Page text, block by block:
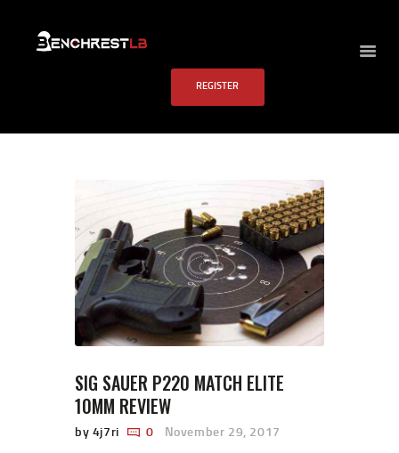
REGISTER
BENCHREST LB
ABOUT US
PAST RESULTS
SCHOOL
FAQS
CONTACT US
SIG SAUER P220 MATCH ELITE
10MM REVIEW
by 4j7ri 0 November 29, 2017